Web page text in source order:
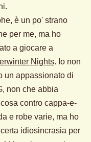
è un po' strano
per me, ma ho
a giocare a
Nights. Io non
un appassionato di
non che abbia
contro cappa-e-
e robe varie, ma ho
idiosincrasia per